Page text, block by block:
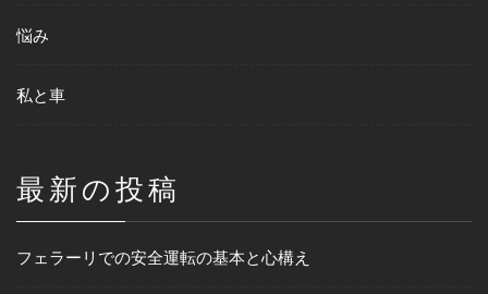
悩み
私と車
最新の投稿
フェラーリでの安全運転の基本と心構え